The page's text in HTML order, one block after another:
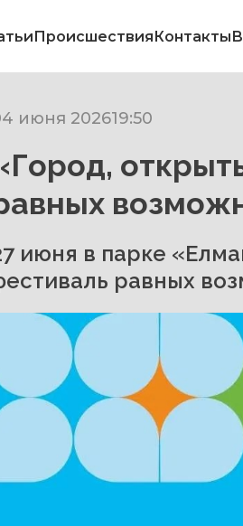
ПроисшествияКонтакты
июня 202619:50
июня в парке
равных